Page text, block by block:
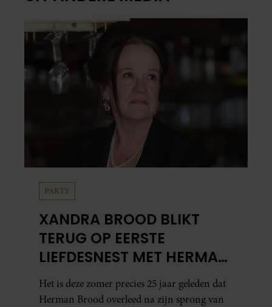
PARTY
XANDRA BROOD BLIKT
TERUG OP EERSTE
LIEFDESNEST MET HERMAN
BROOD: “HIER IS LOLA
GEBOREN”
Het is deze zomer precies 25 jaar geleden dat
Herman Brood overleed na zijn sprong van